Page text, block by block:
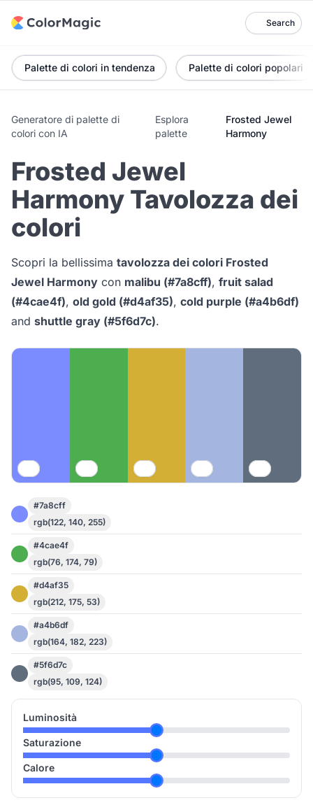
Search
Palette di colori in tendenza Palette di colori popolari
Generatore di palette di
colori con IA
Esplora
palette
Frosted Jewel
Harmony
Frosted Jewel
Harmony Tavolozza dei
colori
Scopri la bellissima tavolozza dei colori Frosted
Jewel Harmony con malibu (#7a8cff), fruit salad
(#4cae4f), old gold (#d4af35), cold purple (#a4b6df)
and shuttle gray (#5f6d7c).
#7a8cff
rgb(122, 140, 255)
#4cae4f
rgb(76, 174, 79)
#d4af35
rgb(212, 175, 53)
#a4b6df
rgb(164, 182, 223)
#5f6d7c
rgb(95, 109, 124)
Luminosità
Saturazione
Calore